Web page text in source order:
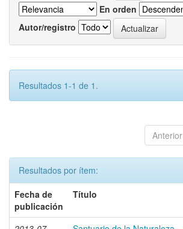
En orden
Autor/registro
Resultados 1-1 de 1.
Anterior
Resultados por ítem:
Fecha de
publicación
Título